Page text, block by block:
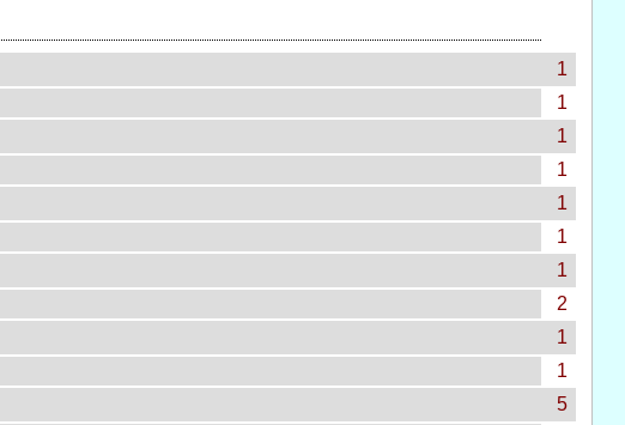
1
1
1
1
1
1
1
2
1
1
5